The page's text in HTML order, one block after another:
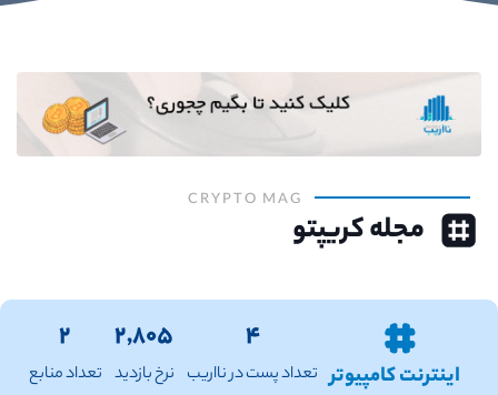
CRYPTO MAG
مجله کریپتو
اینترنت کامپیوتر
۴
تعداد پست در نااریب
۲,۸۰۵
نرخ بازدید
۲
تعداد منابع